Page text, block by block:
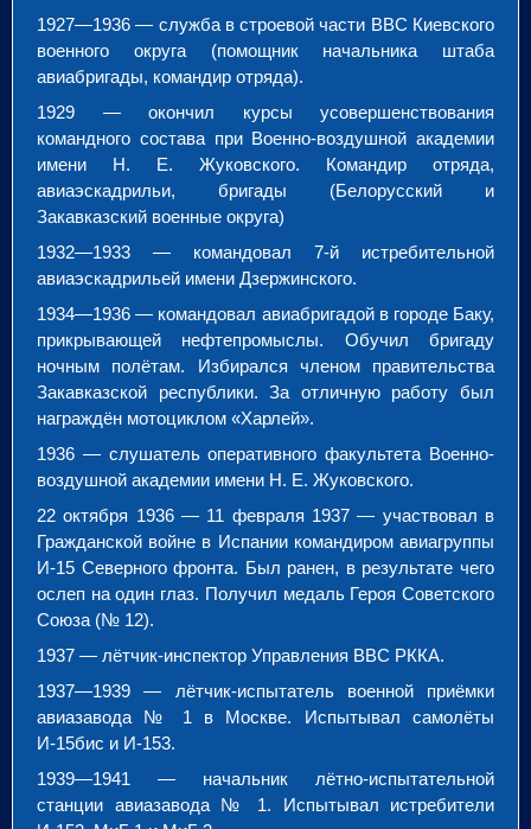
1927—1936 — служба в строевой части ВВС Киевского
военного округа (помощник начальника штаба
авиабригады, командир отряда).
1929 — окончил курсы усовершенствования
командного состава при Военно-воздушной академии
имени Н. Е. Жуковского. Командир отряда,
авиаэскадрильи, бригады (Белорусский и
Закавказский военные округа)
1932—1933 — командовал 7-й истребительной
авиаэскадрильей имени Дзержинского.
1934—1936 — командовал авиабригадой в городе Баку,
прикрывающей нефтепромыслы. Обучил бригаду
ночным полётам. Избирался членом правительства
Закавказской республики. За отличную работу был
награждён мотоциклом «Харлей».
1936 — слушатель оперативного факультета Военно-
воздушной академии имени Н. Е. Жуковского.
22 октября 1936 — 11 февраля 1937 — участвовал в
Гражданской войне в Испании командиром авиагруппы
И-15 Северного фронта. Был ранен, в результате чего
ослеп на один глаз. Получил медаль Героя Советского
Союза (№ 12).
1937 — лётчик-инспектор Управления ВВС РККА.
1937—1939 — лётчик-испытатель военной приёмки
авиазавода № 1 в Москве. Испытывал самолёты
И-15бис и И-153.
1939—1941 — начальник лётно-испытательной
станции авиазавода № 1. Испытывал истребители